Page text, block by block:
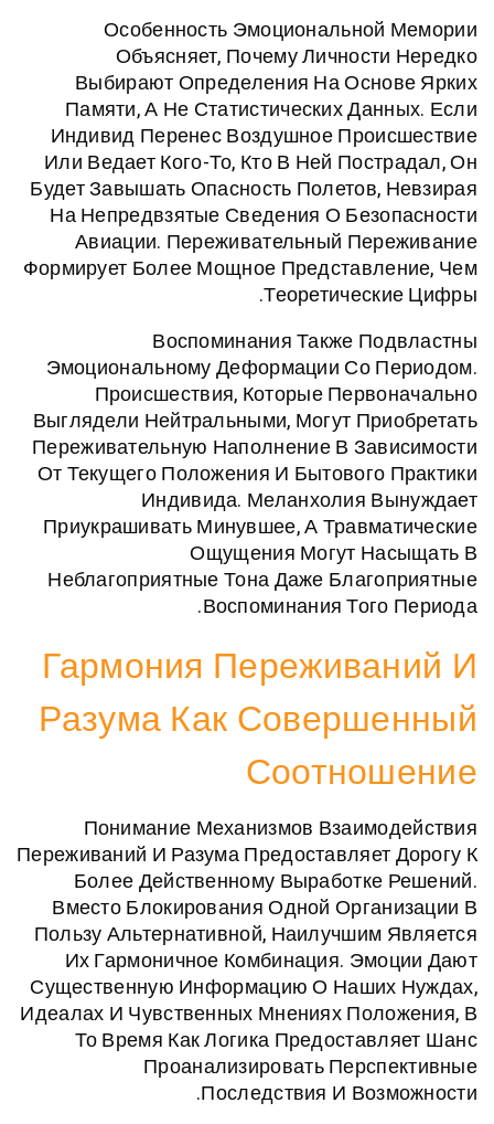
Особенность
Объясняет, Почему
Выбирают Определения На
Памяти, А Не Статистических
Индивид Перенес Воздушное
Или Ведает Кого-То, Кто В Ней
Будет Завышать Опасность Полетов,
На Непредвзятые Сведения О
Авиации. Переживательный
Формирует Более Мощное
Воспоминания Также
Эмоциональному Деформации Со
Происшествия, Которые
Выглядели Нейтральными, Могут
Переживательную Наполнение В
От Текущего Положения И Бытового
Индивида. Меланхолия
Приукрашивать Минувшее, А
Ощущения Могут
Неблагоприятные Тона Даже
Воспоминания
Гармония
Разума Как
Понимание Механизмов
Переживаний И Разума
Более Действенному
Вместо Блокирования Одной
Пользу Альтернативной, Наилучшим
Их Гармоничное Комбинация.
Существенную Информацию О
Идеалах И Чувственных Мнениях
То Время Как Логика
Проанализировать
Последствия И